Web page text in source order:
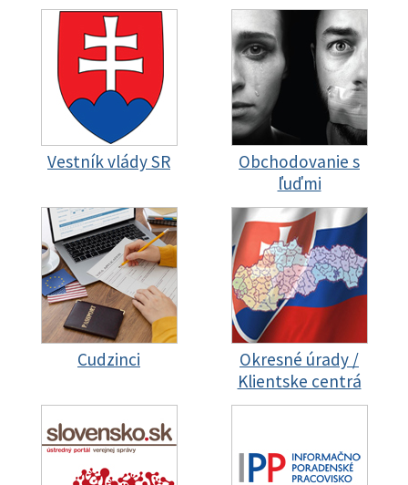
Vestník vlády SR
Obchodovanie s
ľuďmi
Cudzinci
Okresné úrady /
Klientske centrá